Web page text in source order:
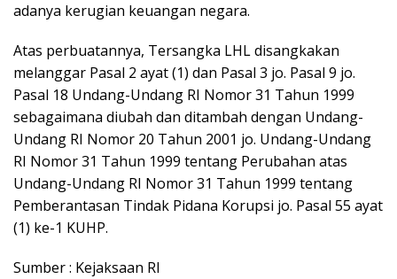
adanya kerugian keuangan negara.
Atas perbuatannya, Tersangka LHL disangkakan
melanggar Pasal 2 ayat (1) dan Pasal 3 jo. Pasal 9 jo.
Pasal 18 Undang-Undang RI Nomor 31 Tahun 1999
sebagaimana diubah dan ditambah dengan Undang-
Undang RI Nomor 20 Tahun 2001 jo. Undang-Undang
RI Nomor 31 Tahun 1999 tentang Perubahan atas
Undang-Undang RI Nomor 31 Tahun 1999 tentang
Pemberantasan Tindak Pidana Korupsi jo. Pasal 55 ayat
(1) ke-1 KUHP.
Sumber : Kejaksaan RI